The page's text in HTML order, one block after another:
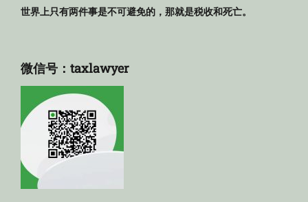
世界上只有两件事是不可避免的，那就是税收和死亡。
微信号：taxlawyer